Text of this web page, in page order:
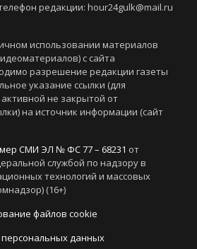
редакции: hour24gulk@mail.ru
использовании материалов
с сайта
разрешение редакции газеты
указание ссылки (для
не закрытой от
на источник информации (сайт
СМИ ЭЛ № ФС 77 – 68231 от
службой по надзору в
технологий и массовых
(16+)
файлов cookie
данных